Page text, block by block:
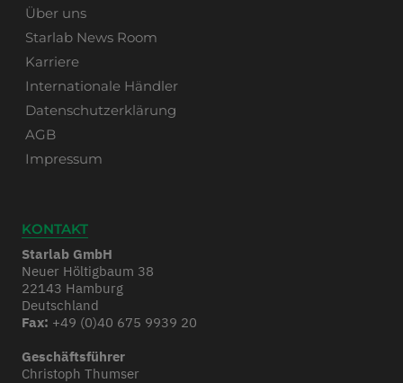
Über uns
Starlab News Room
Karriere
Internationale Händler
Datenschutzerklärung
AGB
Impressum
KONTAKT
Starlab GmbH
Neuer Höltigbaum 38
22143 Hamburg
Deutschland
Fax: +49 (0)40 675 9939 20
Geschäftsführer
Christoph Thumser